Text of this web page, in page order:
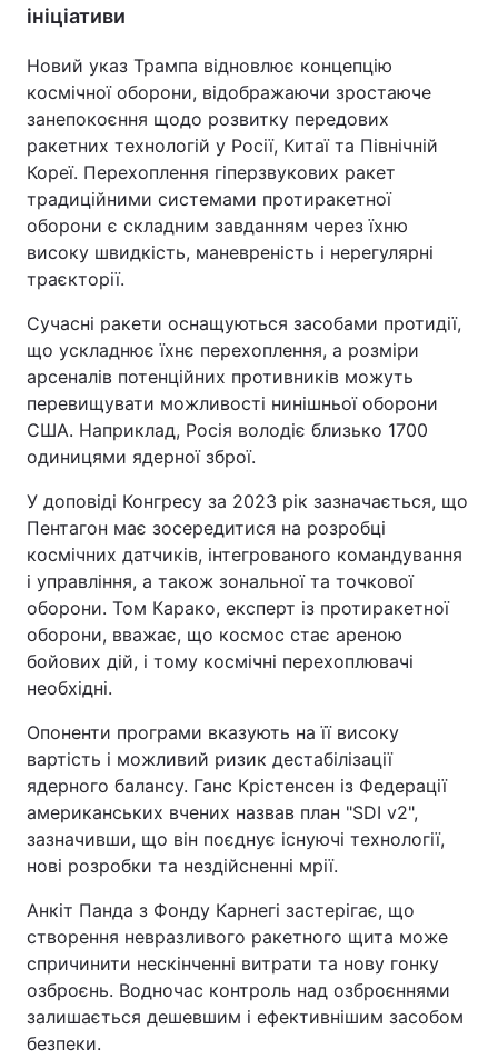
ініціативи
Новий указ Трампа відновлює концепцію
космічної оборони, відображаючи зростаюче
занепокоєння щодо розвитку передових
ракетних технологій у Росії, Китаї та Північній
Кореї. Перехоплення гіперзвукових ракет
традиційними системами протиракетної
оборони є складним завданням через їхню
високу швидкість, маневреність і нерегулярні
траєкторії.
Сучасні ракети оснащуються засобами протидії,
що ускладнює їхнє перехоплення, а розміри
арсеналів потенційних противників можуть
перевищувати можливості нинішньої оборони
США. Наприклад, Росія володіє близько 1700
одиницями ядерної зброї.
У доповіді Конгресу за 2023 рік зазначається, що
Пентагон має зосередитися на розробці
космічних датчиків, інтегрованого командування
і управління, а також зональної та точкової
оборони. Том Карако, експерт із протиракетної
оборони, вважає, що космос стає ареною
бойових дій, і тому космічні перехоплювачі
необхідні.
Опоненти програми вказують на її високу
вартість і можливий ризик дестабілізації
ядерного балансу. Ганс Крістенсен із Федерації
американських вчених назвав план "SDI v2",
зазначивши, що він поєднує існуючі технології,
нові розробки та нездійсненні мрії.
Анкіт Панда з Фонду Карнегі застерігає, що
створення невразливого ракетного щита може
спричинити нескінченні витрати та нову гонку
озброєнь. Водночас контроль над озброєннями
залишається дешевшим і ефективнішим засобом
безпеки.